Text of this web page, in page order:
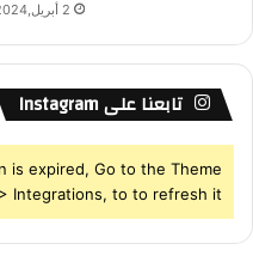
2 أبريل,2024
تابعنا على Instagram
is expired, Go to the Theme
Integrations, to to refresh it.